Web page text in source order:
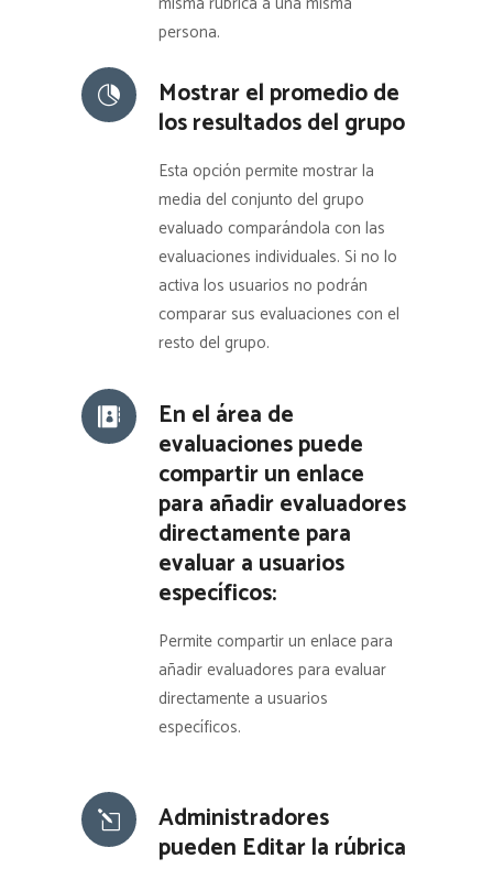
persona.
Mostrar el promedio de
los resultados del grupo
Esta opción permite mostrar la
media del conjunto del grupo
evaluado comparándola con las
evaluaciones individuales. Si no lo
activa los usuarios no podrán
comparar sus evaluaciones con el
resto del grupo.
En el área de
evaluaciones puede
compartir un enlace
para añadir evaluadores
directamente para
evaluar a usuarios
específicos:
Permite compartir un enlace para
añadir evaluadores para evaluar
directamente a usuarios
específicos.
Administradores
pueden Editar la rúbrica